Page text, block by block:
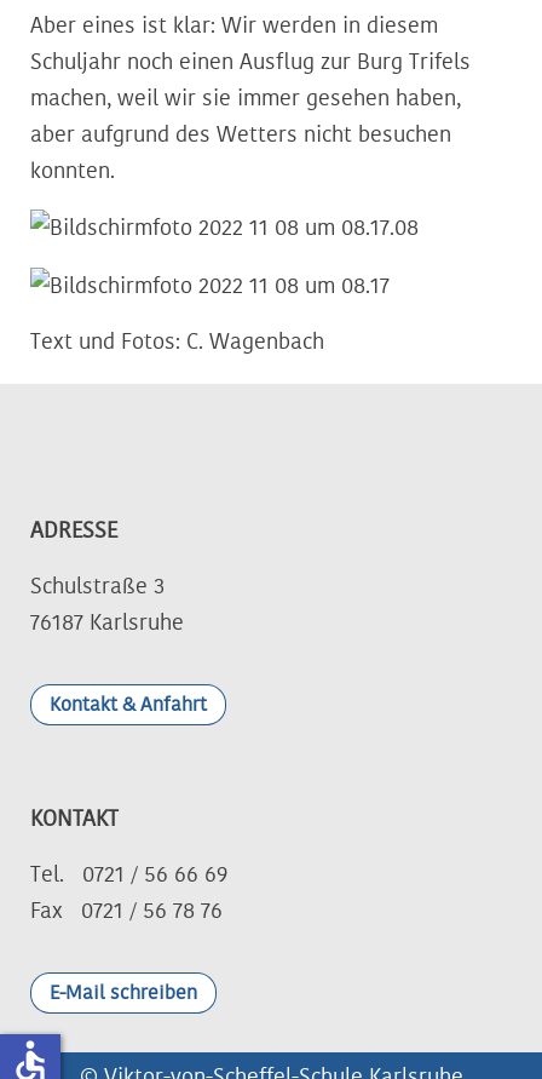
Aber eines ist klar: Wir werden in diesem
Schuljahr noch einen Ausflug zur Burg Trifels
machen, weil wir sie immer gesehen haben,
aber aufgrund des Wetters nicht besuchen
konnten.
Text und Fotos: C. Wagenbach
ADRESSE
Schulstraße 3
76187 Karlsruhe
Kontakt & Anfahrt
KONTAKT
Tel. 0721 / 56 66 69
Fax 0721 / 56 78 76
E-Mail schreiben
accessible